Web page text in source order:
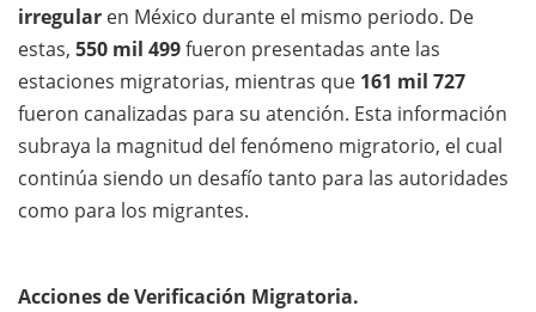
irregular en México durante el mismo periodo. De
estas, 550 mil 499fueron presentadas ante las
estaciones migratorias, mientras que 161 mil 727
fueron canalizadas para su atención. Esta información
subraya la magnitud del fenómeno migratorio, el cual
continúa siendo un desafío tanto para las autoridades
como para los migrantes.
Acciones de Verificación Migratoria.